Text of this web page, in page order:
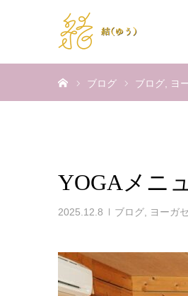
ブログ ブログ ヨ
YOGAメニ
2025.12.8 ブログ ヨーガ